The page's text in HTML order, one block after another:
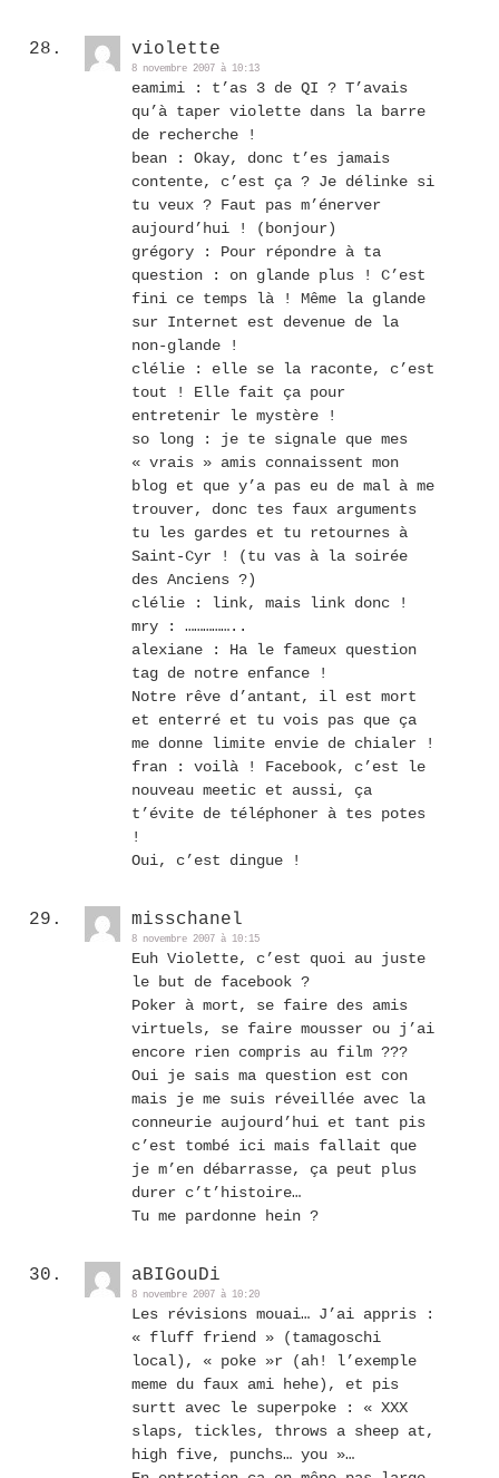
violette
8 novembre 2007 à 10:13
eamimi : t’as 3 de QI ? T’avais
qu’à taper violette dans la barre
de recherche !
bean : Okay, donc t’es jamais
contente, c’est ça ? Je délinke si
tu veux ? Faut pas m’énerver
aujourd’hui ! (bonjour)
grégory : Pour répondre à ta
question : on glande plus ! C’est
fini ce temps là ! Même la glande
sur Internet est devenue de la
non-glande !
clélie : elle se la raconte, c’est
tout ! Elle fait ça pour
entretenir le mystère !
so long : je te signale que mes
« vrais » amis connaissent mon
blog et que y’a pas eu de mal à me
trouver, donc tes faux arguments
tu les gardes et tu retournes à
Saint-Cyr ! (tu vas à la soirée
des Anciens ?)
clélie : link, mais link donc !
mry : ……………..
alexiane : Ha le fameux question
tag de notre enfance !
Notre rêve d’antant, il est mort
et enterré et tu vois pas que ça
me donne limite envie de chialer !
fran : voilà ! Facebook, c’est le
nouveau meetic et aussi, ça
t’évite de téléphoner à tes potes
!
Oui, c’est dingue !
misschanel
8 novembre 2007 à 10:15
Euh Violette, c’est quoi au juste
le but de facebook ?
Poker à mort, se faire des amis
virtuels, se faire mousser ou j’ai
encore rien compris au film ???
Oui je sais ma question est con
mais je me suis réveillée avec la
conneurie aujourd’hui et tant pis
c’est tombé ici mais fallait que
je m’en débarrasse, ça peut plus
durer c’t’histoire…
Tu me pardonne hein ?
aBIGouDi
8 novembre 2007 à 10:20
Les révisions mouai… J’ai appris :
« fluff friend » (tamagoschi
local), « poke »r (ah! l’exemple
meme du faux ami hehe), et pis
surtt avec le superpoke : « XXX
slaps, tickles, throws a sheep at,
high five, punchs… you »…